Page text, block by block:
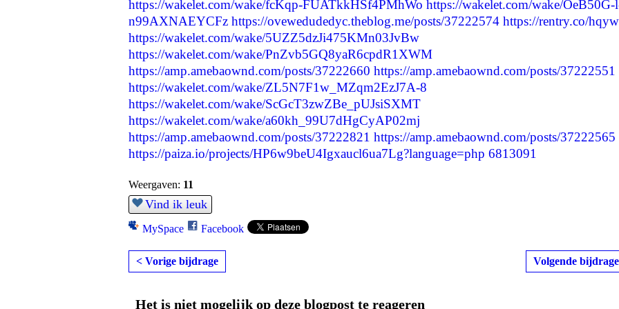
https://wakelet.com/wake/fcKqp-FUATkkHSf4PMhWo https://wakelet.com/wake/OeB50G-
n99AXNAEYCFz https://ovewedudedyc.theblog.me/posts/37222574 https://rentry.co/
https://wakelet.com/wake/5UZZ5dzJi475KMn03JvBw
https://wakelet.com/wake/PnZvb5GQ8yaR6cpdR1XWM
https://amp.amebaownd.com/posts/37222660 https://amp.amebaownd.com/posts/37222551
https://wakelet.com/wake/ZL5N7F1w_MZqm2EzJ7A-8
https://wakelet.com/wake/ScGcT3zwZBe_pUJsiSXMT
https://wakelet.com/wake/a60kh_99U7dHgCyAP02mj
https://amp.amebaownd.com/posts/37222821 https://amp.amebaownd.com/posts/37222565
https://paiza.io/projects/HP6w9beU4Igxaucl6ua7Lg?language=php 6813091
Weergaven: 11
Vind ik leuk
MySpace Facebook
< Vorige bijdrage Volgende
Het is niet mogelijk op deze blogpost te reageren